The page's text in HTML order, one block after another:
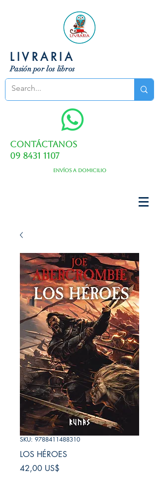
LIVRARIA
Pasión por los libros
Contáctanos
09 8431 1107
Envíos a domicilio
SKU: 9788411488310
LOS HÉROES
42,00 US$